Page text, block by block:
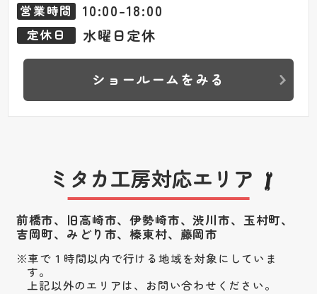
営業時間 10:00-18:00
定休日 水曜日定休
ショールームをみる
ミタカ工房対応エリア
前橋市、旧高崎市、伊勢崎市、渋川市、 玉村町、
吉岡町、みどり市、榛東村、藤岡市
車で１時間以内で行ける地域を対象にしていま
す。
上記以外のエリアは、お問い合わせください。